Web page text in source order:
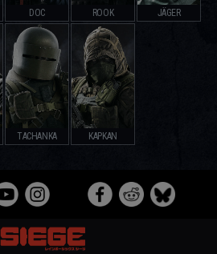
DOC ROOK JÄGER
TACHANKA KAPKAN